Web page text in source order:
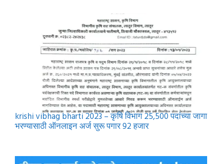
krishi vibhag bharti 2023 – कृषि विभाग 25,500 पदांच्या जागा
भरण्यासाठी ऑनलाइन अर्ज सुरू पगार 92 हजार